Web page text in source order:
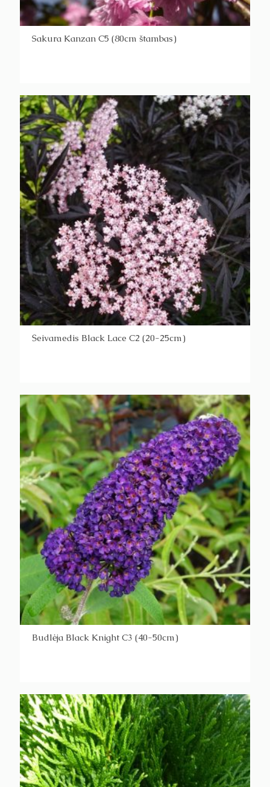
Sakura Kanzan C5 (80cm štambas)
Šeivamedis Black Lace C2 (20-25cm)
Budlėja Black Knight C3 (40-50cm)